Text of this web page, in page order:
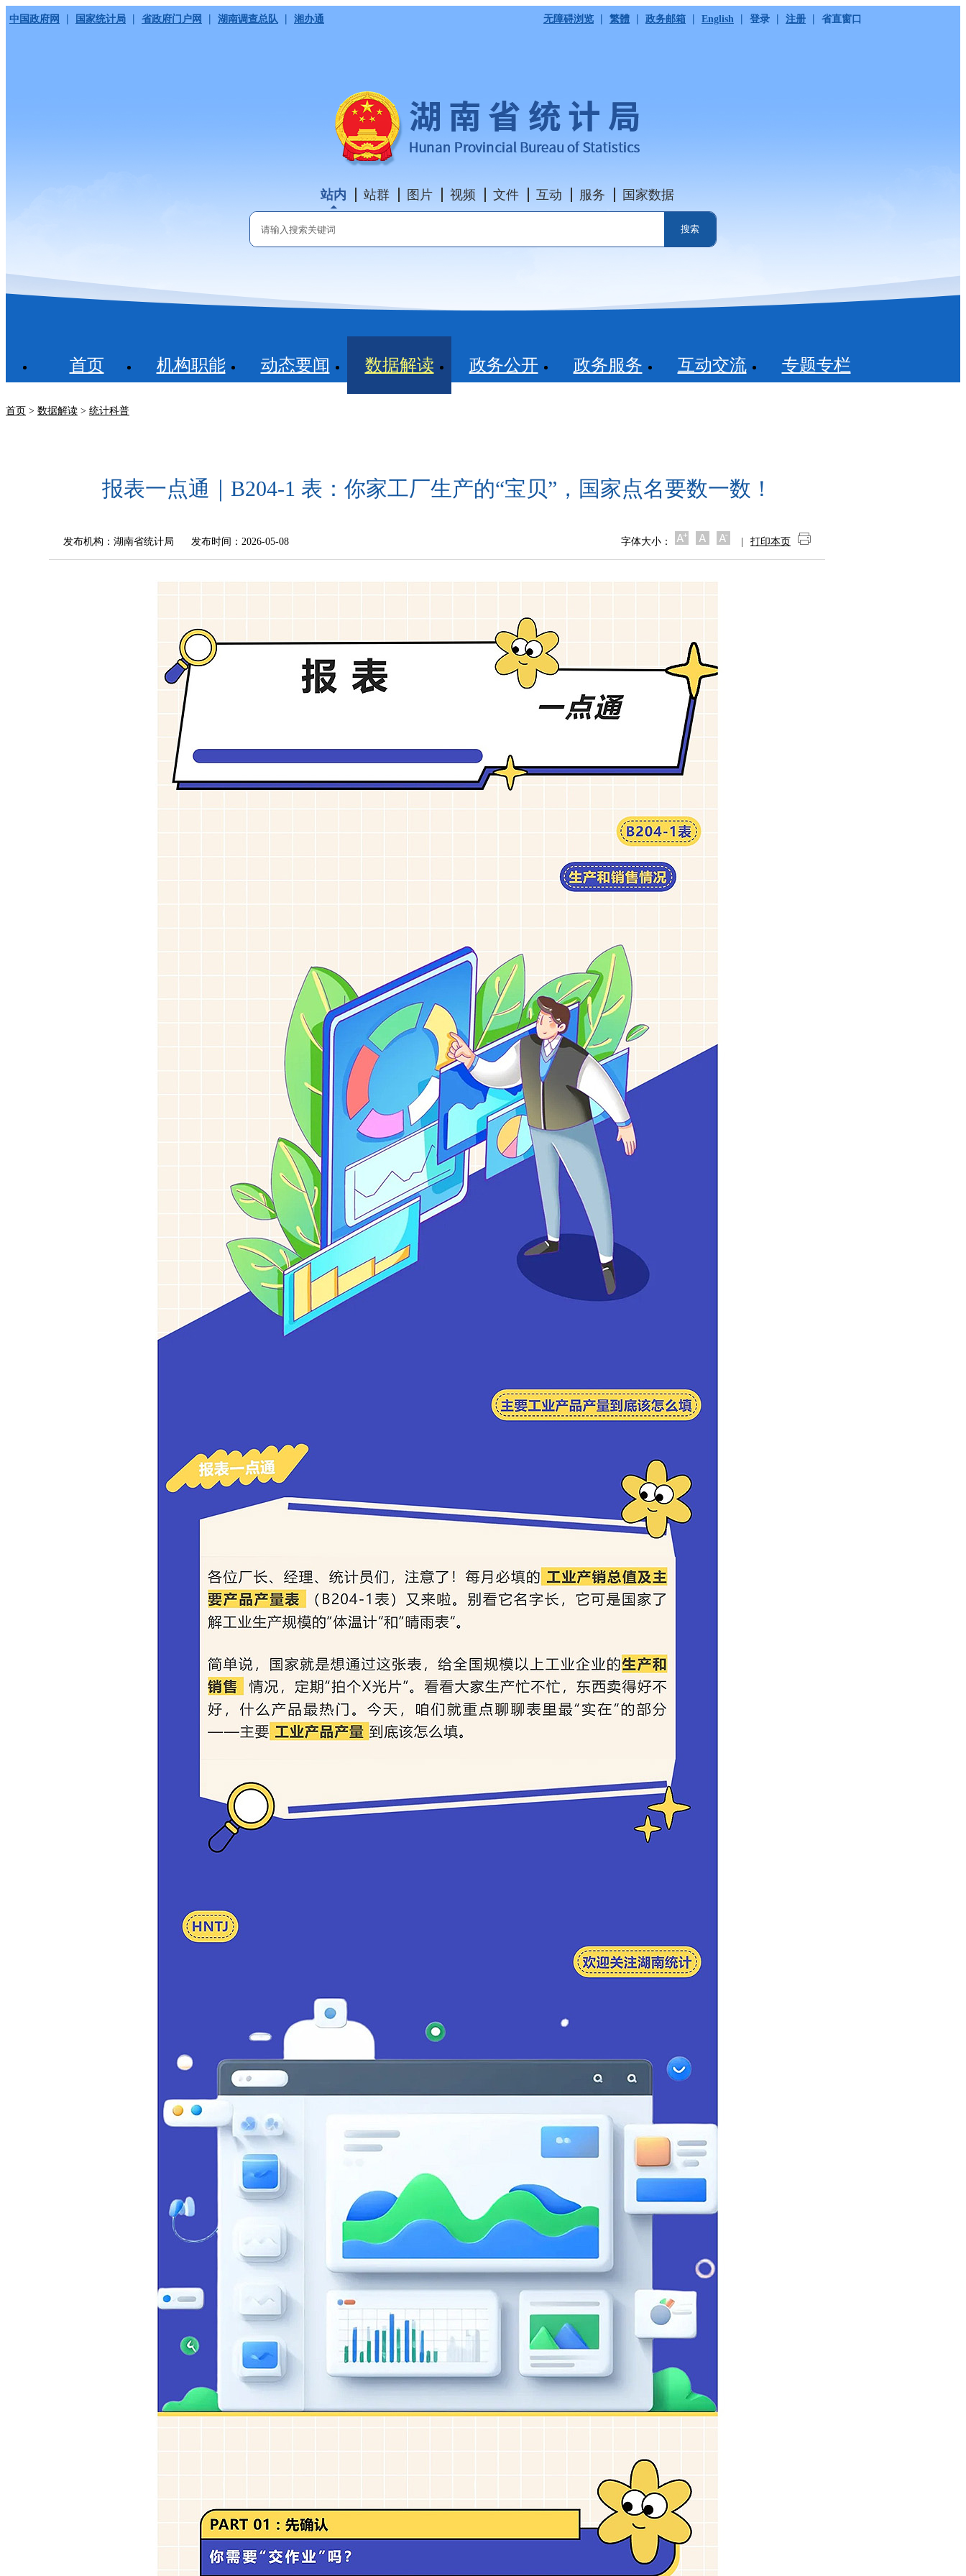
中国政府网 | 国家统计局 | 省政府门户网 | 湖南调查总队 | 湘办通 无障碍浏览 | 繁體 | 政务邮箱 | English | 登录 | 注册 | 省直窗口
站内 站群 图片 视频 文件 互动 服务 国家数据
首页 机构职能 动态要闻 数据解读 政务公开 政务服务 互动交流 专题专栏
首页 > 数据解读 > 统计科普
报表一点通｜B204-1 表：你家工厂生产的“宝贝”，国家点名要数一数！
发布机构： 湖南省统计局 发布时间：2026-05-08 打印本页
字体大小：